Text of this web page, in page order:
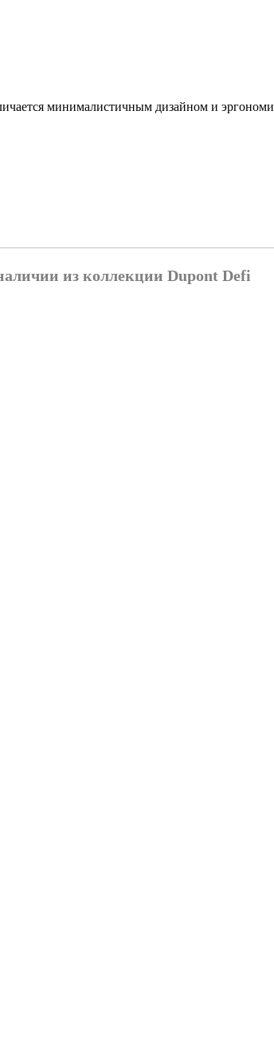
минималистичным дизайном и
из коллекции Dupont Defi